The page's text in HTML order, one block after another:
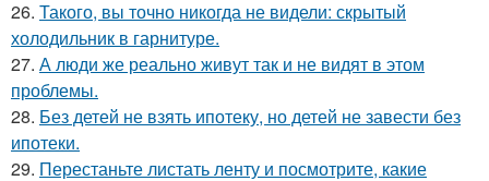
26. Такого, вы точно никогда не видели: скрытый
холодильник в гарнитуре.
27. А люди же реально живут так и не видят в этом
проблемы.
28. Без детей не взять ипотеку, но детей не завести без
ипотеки.
29. Перестаньте листать ленту и посмотрите, какие